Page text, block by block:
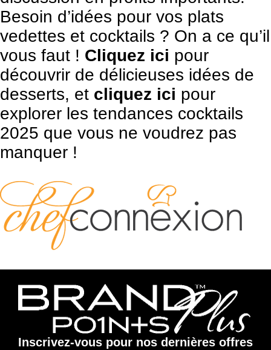
Besoin d’idées pour vos plats
vedettes et cocktails ? On a ce qu’il
vous faut ! Cliquez ici pour
découvrir de délicieuses idées de
desserts, et cliquez ici pour
explorer les tendances cocktails
2025 que vous ne voudrez pas
manquer !
Inscrivez-vous pour nos dernières offres